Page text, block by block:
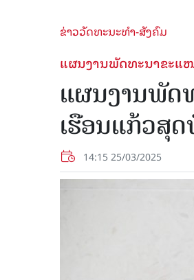
ຂ່າວວັດທະນະທຳ-ສັງຄົມ
ແຜນງານພັດທະນາຂະແ
ແຜນງານພັດ
ເຮືອນແກ້ວສຸ
14:15 25/03/2025